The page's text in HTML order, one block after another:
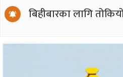
बिहीबारका लागि